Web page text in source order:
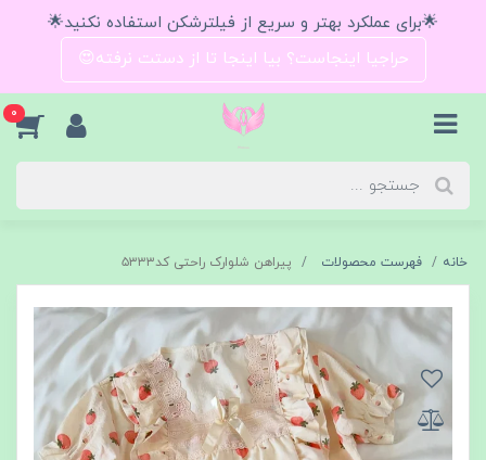
🌟برای عملکرد بهتر و سریع از فیلترشکن استفاده نکنید🌟
حراجیا اینجاست؟ بیا اینجا تا از دستت نرفته😍
0
خانه فهرست محصولات پیراهن شلوارک راحتی کد۵۳۳۳